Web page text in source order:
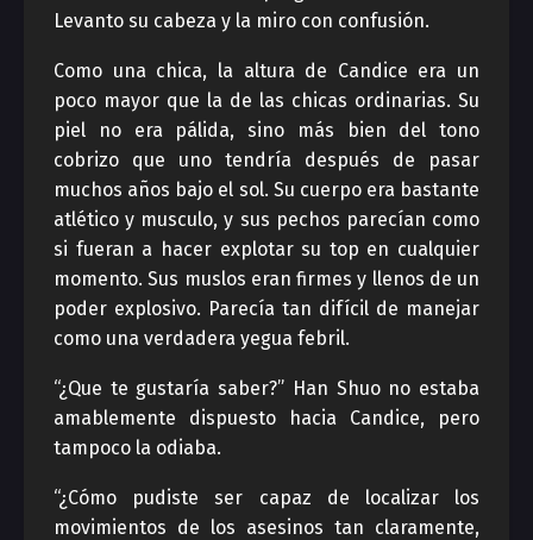
Levanto su cabeza y la miro con confusión.
Como una chica, la altura de Candice era un
poco mayor que la de las chicas ordinarias. Su
piel no era pálida, sino más bien del tono
cobrizo que uno tendría después de pasar
muchos años bajo el sol. Su cuerpo era bastante
atlético y musculo, y sus pechos parecían como
si fueran a hacer explotar su top en cualquier
momento. Sus muslos eran firmes y llenos de un
poder explosivo. Parecía tan difícil de manejar
como una verdadera yegua febril.
“¿Que te gustaría saber?” Han Shuo no estaba
amablemente dispuesto hacia Candice, pero
tampoco la odiaba.
“¿Cómo pudiste ser capaz de localizar los
movimientos de los asesinos tan claramente,